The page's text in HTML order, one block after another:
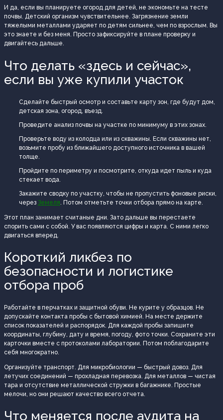
И да, если вы планируете огород для детей, не экономьте на тесте
почвы. Детский организм чувствительнее. Загрязнение земли
тяжелыми металлами ударяет по детям сильнее, чем по взрослым. Вы
это знаете и без меня. Просто зафиксируйте в плане проверку и
двигайтесь дальше.
Что делать «здесь и сейчас»,
если вы уже купили участок
Сделайте быстрый осмотр и составьте карту зон, где будут дом,
детская зона, огород, въезд.
Проведите анализ почвы на участке по минимуму в этих зонах.
Проверьте воду из колодца или из скважины. Если скважины нет,
возьмите пробу из ближайшего доступного источника в вашей
толще.
Пройдите по периметру и посмотрите, откуда идет пыль и куда
стекает вода.
Закажите сводку по участку, чтобы не пропустить фоновые риски,
через Земеля . Потом отметьте точки отбора прямо на карте.
Этот план занимает считаные дни. Зато дальше вы перестаете
спорить сами с собой. У вас появляются цифры и карта. С ними легко
двигаться вперед.
Короткий ликбез по
безопасности и логистике
отбора проб
Работайте в перчатках и защитной обуви. Не курите у образцов. Не
допускайте контакта пробы с бытовой химией. На месте держите
список показателей и распорядок. Для каждой пробы запишите
координаты, глубину, дату и время, погоду, фото точки. Сохраните эти
карточки вместе с протоколами лаборатории. Потом поблагодарите
себя многократно.
Организуйте транспорт. Для микробиологии — быстрый довоз. Для
летучих соединений — прохладная перевозка. Для металлов — чистая
тара и отсутствие металлической стружки в багажнике. Простые
мелочи, но они решают качество всего отчета.
Что меняется после аудита на